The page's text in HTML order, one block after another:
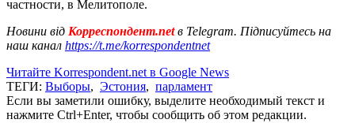
частности, в Мелитополе.
Новини від Корреспондент.netв Telegram. Підписуйтесь на
наш канал https://t.me/korrespondentnet
Читайте Korrespondent.net в Google News
ТЕГИ: Выборы, Эстония, парламент
Если вы заметили ошибку, выделите необходимый текст и
нажмите Ctrl+Enter, чтобы сообщить об этом редакции.